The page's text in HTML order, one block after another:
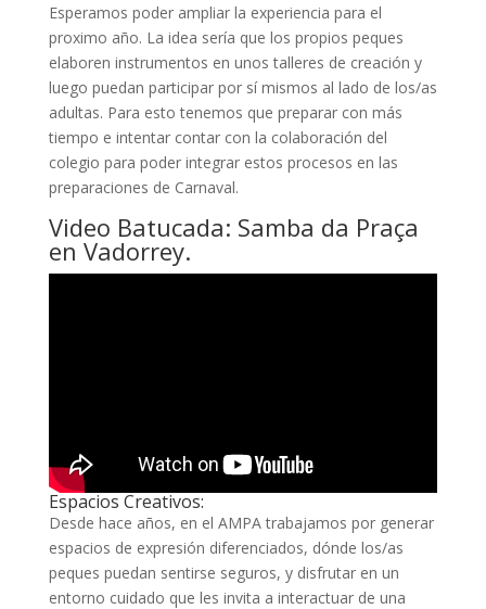
Esperamos poder ampliar la experiencia para el
proximo año. La idea sería que los propios peques
elaboren instrumentos en unos talleres de creación y
luego puedan participar por sí mismos al lado de los/as
adultas. Para esto tenemos que preparar con más
tiempo e intentar contar con la colaboración del
colegio para poder integrar estos procesos en las
preparaciones de Carnaval.
Video Batucada: Samba da Praça
en Vadorrey.
Espacios Creativos:
Desde hace años, en el AMPA trabajamos por generar
espacios de expresión diferenciados, dónde los/as
peques puedan sentirse seguros, y disfrutar en un
entorno cuidado que les invita a interactuar de una